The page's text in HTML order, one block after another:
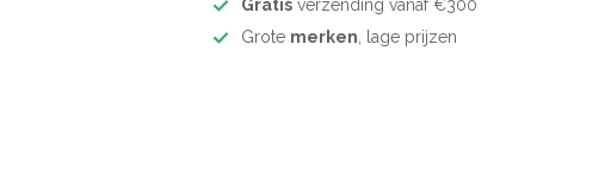
Gratis verzending vanaf €300
Grote merken , lage prijzen